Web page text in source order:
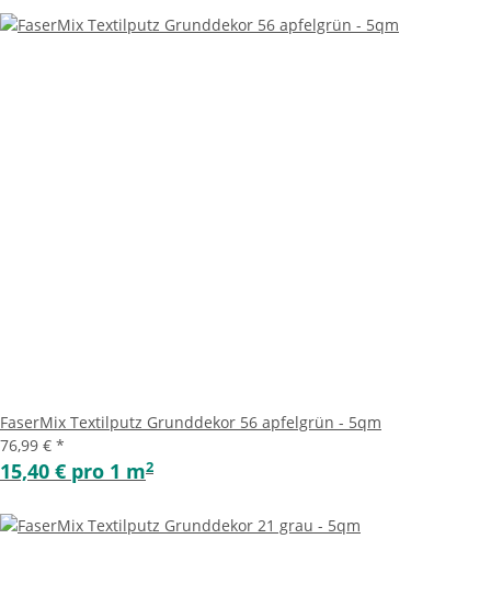
FaserMix Textilputz Grunddekor 56 apfelgrün - 5qm
76,99 € *
15,40 € pro 1 m2